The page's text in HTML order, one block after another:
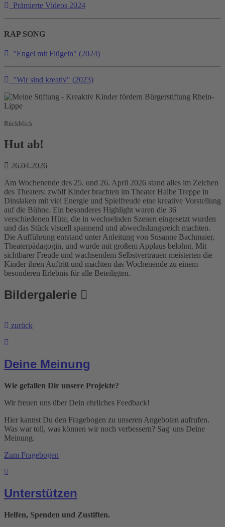
Prämierte Videos 2024
RAP SONG
"Engel mit Flügeln" (2024)
"Wir sind kreativ" (2023)
Rückblick
Hut ab!
26.04.2026
Am Wochenende des 25. und 26. April 2026 stand alles im Zeichen
des Theaters: zwölf Kinder brachten im Theater Halbe Treppe in
Dinslaken mit viel Energie und Spielfreude eine kreative Vorstellung
auf die Bühne. Ein besonderes Highlight waren die 36
verschiedenen Hüte, die in wechselnden Szenen eingesetzt wurden
und das Stück visuell spannend und abwechslungsreich machten.
Die Aufführung entstand unter Anleitung von Susanne Bachmaier,
Theaterpädagogin, und wurde mit großem Applaus belohnt. Mit
sichtbarer Freude und wachsendem Selbstvertrauen meisterten die
Kinder ihren Auftritt und machten das Wochenende zu einem
besonderen Erlebnis für alle Beteiligten.
Bildergalerie
zurück
Deine Meinung
Wie gefallen Dir unsere Projekte?
Wir freuen uns über Dein ehrliches Feedback!
Hier kannst Du den Fragebogen zu unseren Angeboten aufrufen.
Was war toll, was können wir noch verbessern? Sag' uns Deine
Meinung.
Zum Fragebogen
Unterstützen
Helfen, Spenden und Zustiften.